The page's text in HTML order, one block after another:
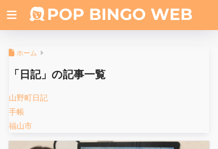
ホーム
「日記」の記事一覧
山野町日記
手帳
福山市